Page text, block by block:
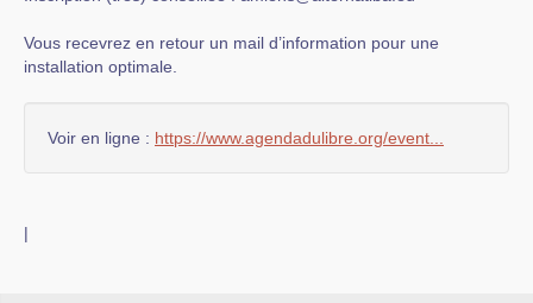
Vous recevrez en retour un mail d’information pour une
installation optimale.
Voir en ligne : https://www.agendadulibre.org/event...
|